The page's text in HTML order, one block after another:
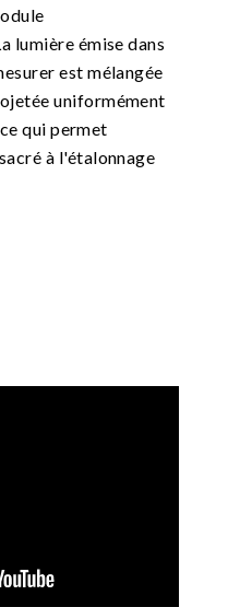
lumière émise dans
est mélangée
uniformément
qui permet
à l'étalonnage